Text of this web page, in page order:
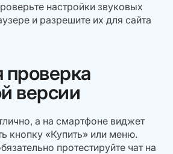
настройки звуковых
и разрешите их для сайта
проверка
версии
а на смартфоне виджет
кнопку «Купить» или меню.
протестируйте чат на